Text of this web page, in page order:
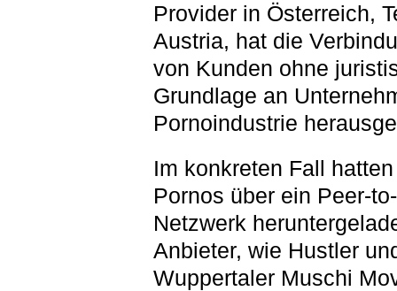
Provider in Österreich,
Austria, hat die
von Kunden ohne
Grundlage an
Pornoindustrie
Im konkreten Fall
Pornos über ein Peer-
Netzwerk
Anbieter, wie Hustler
Wuppertaler Muschi